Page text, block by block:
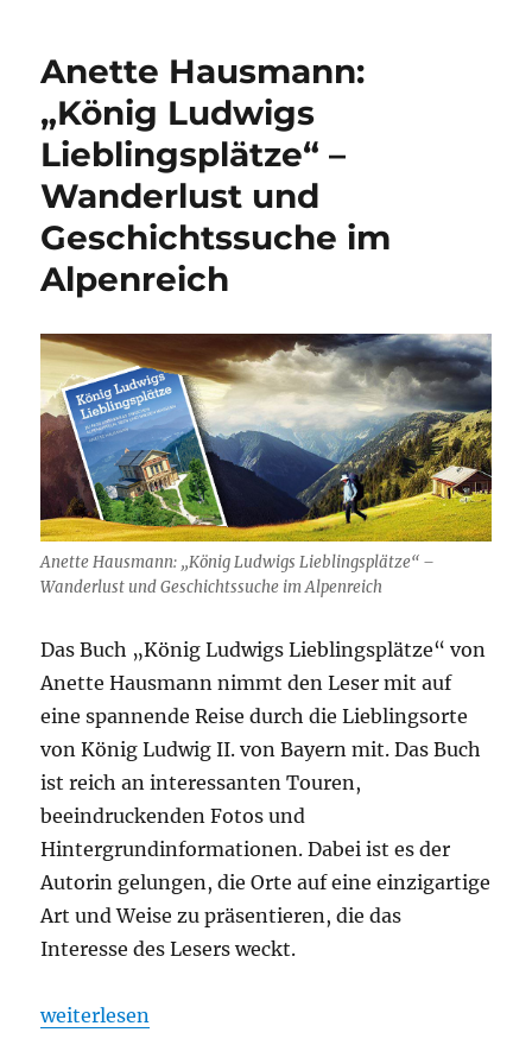
Li
st
Anette Hausmann:
„König Ludwigs
Lieblingsplätze“ –
Wanderlust und
Geschichtssuche im
Alpenreich
Anette Hausmann: „König Ludwigs Lieblingsplätze“ –
Wanderlust und Geschichtssuche im Alpenreich
Das Buch „König Ludwigs Lieblingsplätze“ von
Anette Hausmann nimmt den Leser mit auf
eine spannende Reise durch die Lieblingsorte
von König Ludwig II. von Bayern mit. Das Buch
ist reich an interessanten Touren,
beeindruckenden Fotos und
Hintergrundinformationen. Dabei ist es der
Autorin gelungen, die Orte auf eine einzigartige
Art und Weise zu präsentieren, die das
Interesse des Lesers weckt.
„Anette Hausmann: „König Ludwigs
weiterlesen